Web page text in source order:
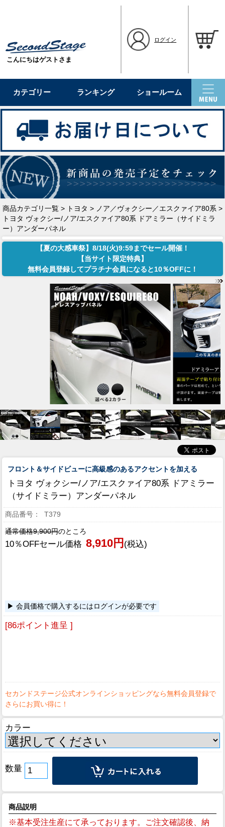
こんにちはゲストさま
ログイン
カテゴリー ランキング ショールーム
商品カテゴリ一覧 > トヨタ > ノア／ヴォクシー／エスクァイア80系 >
トヨタ ヴォクシー/ノア/エスクァイア80系 ドアミラー（サイドミラ
ー）アンダーパネル
【夏の大感車祭】8/18(火)9:59までセール開催！
【当サイト限定特典】
無料会員登録してプラチナ会員になると10％OFFに！
フロント＆サイドビューに高級感のあるアクセントを加える
トヨタ ヴォクシー/ノア/エスクァイア80系 ドアミラー
（サイドミラー）アンダーパネル
T379
通常価格9,900円のところ
10％OFFセール価格 8,910円 (税込)
会員価格で購入するにはログインが必要です
[86ポイント進呈 ]
カラー
数量
商品説明
※基本受注生産にて承っております。ご注文確認後、納